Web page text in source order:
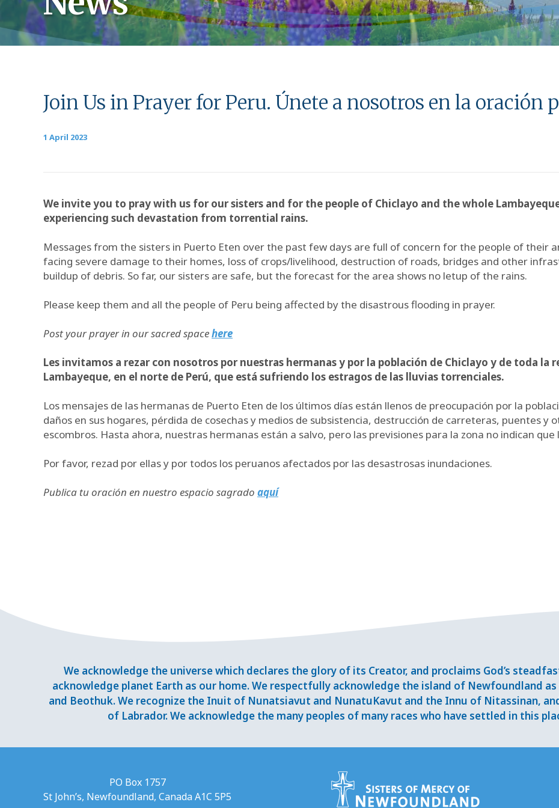
Join Us in Prayer for Peru. Únete a nosotros en la oración
1 April 2023
We invite you to pray with us for our sisters and for the people of Chiclayo and the whole
experiencing such devastation from torrential rains.
Messages from the sisters in Puerto Eten over the past few days are full of concern for the people of their
facing severe damage to their homes, loss of crops/livelihood, destruction of roads, bridges and other
buildup of debris. So far, our sisters are safe, but the forecast for the area shows no letup of the rains.
Please keep them and all the people of Peru being affected by the disastrous flooding in prayer.
Post your prayer in our sacred spacehere
Les invitamos a rezar con nosotros por nuestras hermanas y por la población de Chiclayo y de toda la
Lambayeque, en el norte de Perú, que está sufriendo los estragos de las lluvias torrenciales.
Los mensajes de las hermanas de Puerto Eten de los últimos días están llenos de preocupación por la
daños en sus hogares, pérdida de cosechas y medios de subsistencia, destrucción de carreteras, puentes
escombros. Hasta ahora, nuestras hermanas están a salvo, pero las previsiones para la zona no indican que
Por favor, rezad por ellas y por todos los peruanos afectados por las desastrosas inundaciones.
Publica tu oración en nuestro espacio sagrado aquí
We acknowledge the universe which declares the glory of its Creator, and proclaims God’s
acknowledge planet Earth as our home. We respectfully acknowledge the island of Newfoundland
and Beothuk. We recognize the Inuit of Nunatsiavut and NunatuKavut and the Innu of Nitassinan,
of Labrador. We acknowledge the many peoples of many races who have settled in this
PO Box 1757
St John’s, Newfoundland, Canada A1C 5P5